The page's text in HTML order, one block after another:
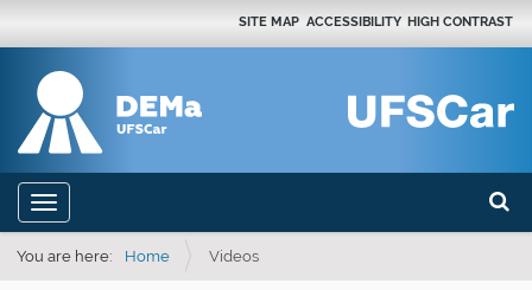
SITE MAP ACCESSIBILITY HIGH CONTRAST
Toggle navigation
You are here: Home Videos